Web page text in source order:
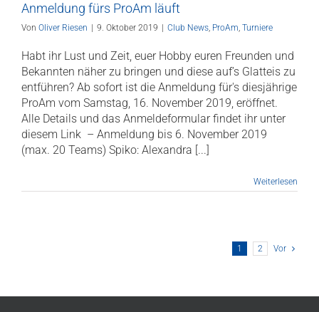
Anmeldung fürs ProAm läuft
Von Oliver Riesen 9. Oktober 2019 Club News, ProAm, Turniere
Habt ihr Lust und Zeit, euer Hobby euren Freunden und
Bekannten näher zu bringen und diese auf’s Glatteis zu
entführen? Ab sofort ist die Anmeldung für's diesjährige
ProAm vom Samstag, 16. November 2019, eröffnet.
Alle Details und das Anmeldeformular findet ihr unter
diesem Link – Anmeldung bis 6. November 2019
(max. 20 Teams) Spiko: Alexandra [...]
Weiterlesen
1 2 Vor